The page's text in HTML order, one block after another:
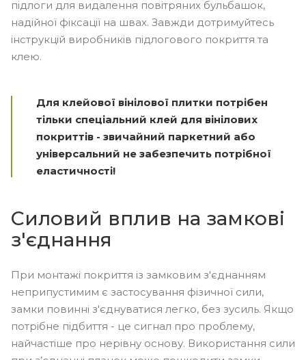
підлоги для видалення повітряних бульбашок,
надійної фіксації на швах. Завжди дотримуйтесь
інструкцій виробників підлогового покриття та
клею.
Для клейової вінілової плитки потрібен
тільки спеціальний клей для вінілових
покриттів - звичайний паркетний або
універсальний не забезпечить потрібної
еластичності!
Силовий вплив на замкові
з'єднання
При монтажі покриття із замковим з'єднанням
неприпустимим є застосування фізичної сили,
замки повинні з'єднуватися легко, без зусиль. Якщо
потрібне підбиття - це сигнал про проблему,
найчастіше про нерівну основу. Використання сили